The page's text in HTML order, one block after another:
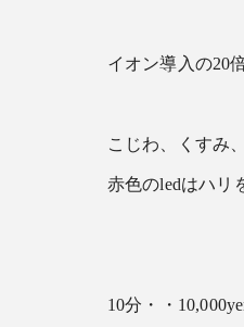
イオン導入の20
こじわ、くすみ
赤色のledはハリ
10分・・